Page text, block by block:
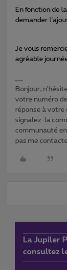
En fonction de
demander
Je vous
agréable
Bonjour,
votre numéro
réponse à votre
signalez-la
communauté
pas me
La Jupiler
consultez